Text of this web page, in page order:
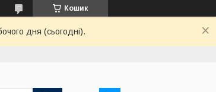
Кошик
дня (сьогодні).